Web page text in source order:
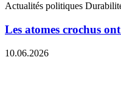
Actualités politiques
Les atomes crochus
10.06.2026